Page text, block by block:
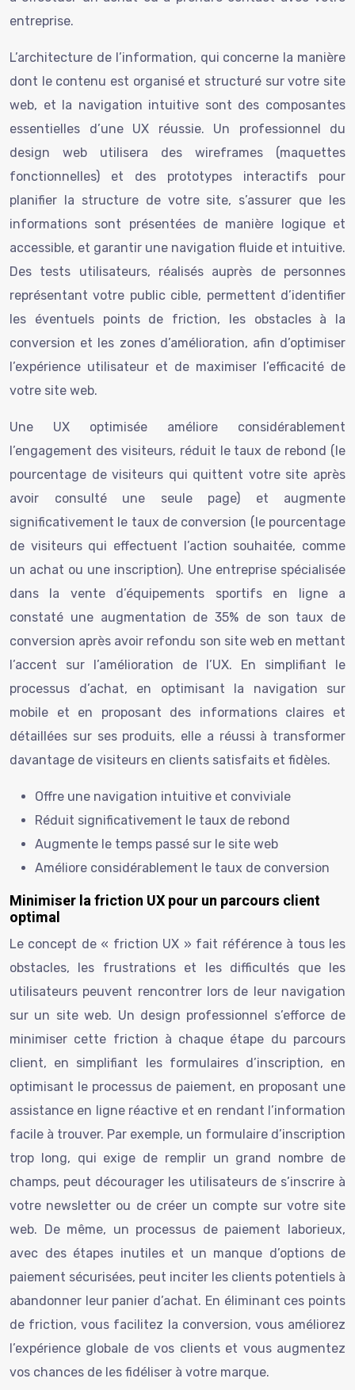
entreprise.
L’architecture de l’information, qui concerne la manière
dont le contenu est organisé et structuré sur votre site
web, et la navigation intuitive sont des composantes
essentielles d’une UX réussie. Un professionnel du
design web utilisera des wireframes (maquettes
fonctionnelles) et des prototypes interactifs pour
planifier la structure de votre site, s’assurer que les
informations sont présentées de manière logique et
accessible, et garantir une navigation fluide et intuitive.
Des tests utilisateurs, réalisés auprès de personnes
représentant votre public cible, permettent d’identifier
les éventuels points de friction, les obstacles à la
conversion et les zones d’amélioration, afin d’optimiser
l’expérience utilisateur et de maximiser l’efficacité de
votre site web.
Une UX optimisée améliore considérablement
l’engagement des visiteurs, réduit le taux de rebond (le
pourcentage de visiteurs qui quittent votre site après
avoir consulté une seule page) et augmente
significativement le taux de conversion (le pourcentage
de visiteurs qui effectuent l’action souhaitée, comme
un achat ou une inscription). Une entreprise spécialisée
dans la vente d’équipements sportifs en ligne a
constaté une augmentation de 35% de son taux de
conversion après avoir refondu son site web en mettant
l’accent sur l’amélioration de l’UX. En simplifiant le
processus d’achat, en optimisant la navigation sur
mobile et en proposant des informations claires et
détaillées sur ses produits, elle a réussi à transformer
davantage de visiteurs en clients satisfaits et fidèles.
Offre une navigation intuitive et conviviale
Réduit significativement le taux de rebond
Augmente le temps passé sur le site web
Améliore considérablement le taux de conversion
Minimiser la friction UX pour un parcours client
optimal
Le concept de « friction UX » fait référence à tous les
obstacles, les frustrations et les difficultés que les
utilisateurs peuvent rencontrer lors de leur navigation
sur un site web. Un design professionnel s’efforce de
minimiser cette friction à chaque étape du parcours
client, en simplifiant les formulaires d’inscription, en
optimisant le processus de paiement, en proposant une
assistance en ligne réactive et en rendant l’information
facile à trouver. Par exemple, un formulaire d’inscription
trop long, qui exige de remplir un grand nombre de
champs, peut décourager les utilisateurs de s’inscrire à
votre newsletter ou de créer un compte sur votre site
web. De même, un processus de paiement laborieux,
avec des étapes inutiles et un manque d’options de
paiement sécurisées, peut inciter les clients potentiels à
abandonner leur panier d’achat. En éliminant ces points
de friction, vous facilitez la conversion, vous améliorez
l’expérience globale de vos clients et vous augmentez
vos chances de les fidéliser à votre marque.